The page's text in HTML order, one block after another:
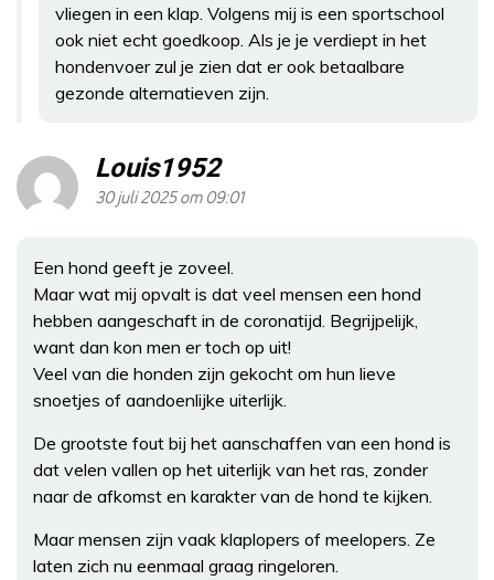
vliegen in een klap. Volgens mij is een sportschool
ook niet echt goedkoop. Als je je verdiept in het
hondenvoer zul je zien dat er ook betaalbare
gezonde alternatieven zijn.
Louis1952
30 juli 2025 om 09:01
Een hond geeft je zoveel.
Maar wat mij opvalt is dat veel mensen een hond
hebben aangeschaft in de coronatijd. Begrijpelijk,
want dan kon men er toch op uit!
Veel van die honden zijn gekocht om hun lieve
snoetjes of aandoenlijke uiterlijk.
De grootste fout bij het aanschaffen van een hond is
dat velen vallen op het uiterlijk van het ras, zonder
naar de afkomst en karakter van de hond te kijken.
Maar mensen zijn vaak klaplopers of meelopers. Ze
laten zich nu eenmaal graag ringeloren.